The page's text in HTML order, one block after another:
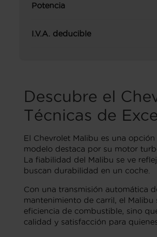
Potencia
I.V.A. deducible
Descubre el
Técnicas de
El Chevrolet Malibu es una
modelo destaca por su motor
La fiabilidad del Malibu se ve
buscan durabilidad en un coche.
Con una transmisión automática
mantenimiento de carril, el
eficiencia de combustible, sino
calidad y satisfacción para